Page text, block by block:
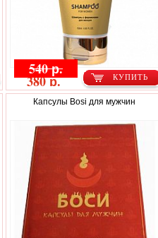
КУПИТЬ
540 р.
380 р.
Капсулы Bosi для мужчин